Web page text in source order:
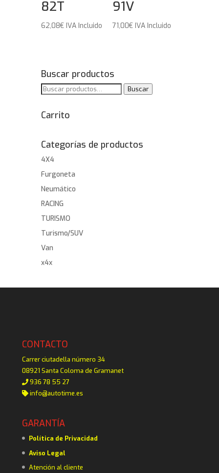
82T
62,08€ IVA Incluido
91V
71,00€ IVA Incluido
Buscar productos
Buscar
Buscar
Carrito
Categorías de productos
4X4
Furgoneta
Neumático
RACING
TURISMO
Turismo/SUV
Van
x4x
CONTACTO
Carrer ciutadella número 34
08921 Santa Coloma de Gramanet
936 78 55 27
info@autotime.es
GARANTÍA
Política de Privacidad
Aviso Legal
Atención al cliente